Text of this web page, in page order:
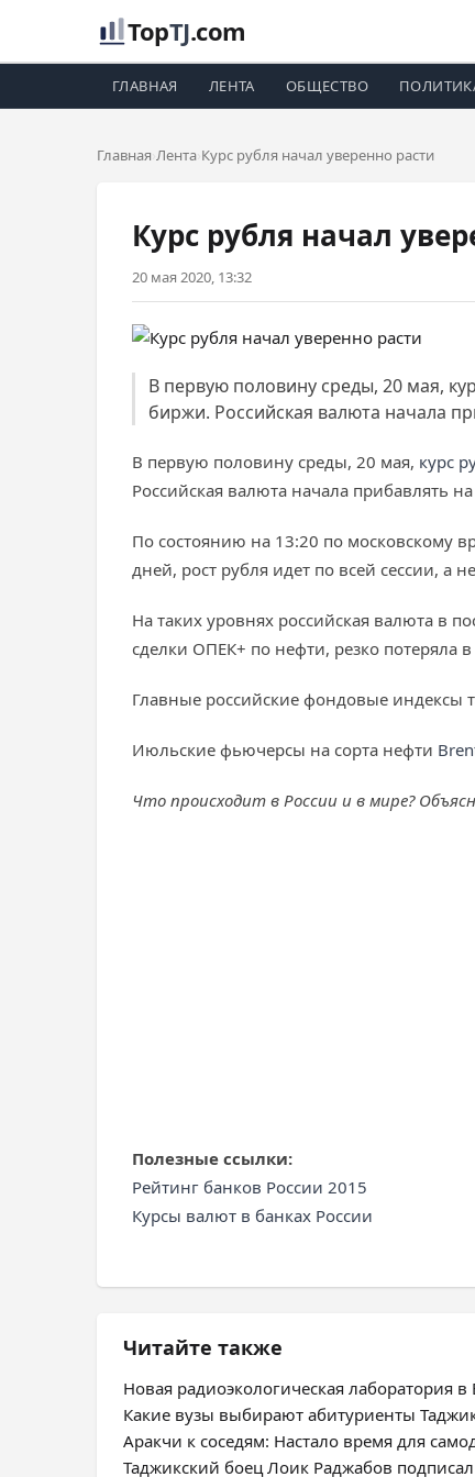
TopTJ.com
ГЛАВНАЯ ЛЕНТА ОБЩЕСТВО
Главная Лента Курс рубля начал уверенно расти
Курс рубля начал
20 мая 2020, 13:32
В первую половину среды, 20 мая,
биржи. Российская валюта начала
В первую половину среды, 20 мая, курс
Российская валюта начала прибавлять
По состоянию на 13:20 по московскому
дней, рост рубля идет по всей сессии, а
На таких уровнях российская валюта в
сделки ОПЕК+ по нефти, резко потеряла в
Главные российские фондовые индексы
Июльские фьючерсы на сорта нефти
Что происходит в России и в мире?
Полезные ссылки:
Рейтинг банков России 2015
Курсы валют в банках России
Читайте также
Новая радиоэкологическая лаборатория
Какие вузы выбирают абитуриенты
Аракчи к соседям: Настало время для
Таджикский боец Лоик Раджабов